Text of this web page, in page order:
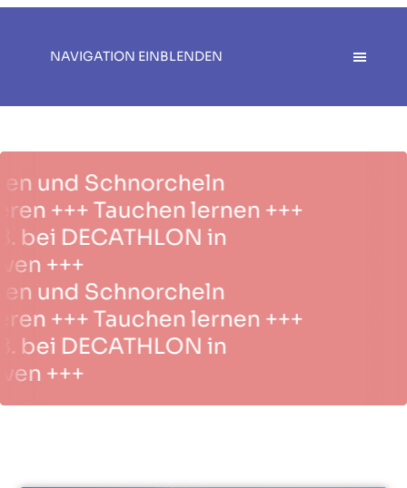
NAVIGATION EINBLENDEN
und Schnorcheln
+++ Tauchen lernen +++
DECATHLON in
+++
und Schnorcheln
+++ Tauchen lernen +++
DECATHLON in
+++